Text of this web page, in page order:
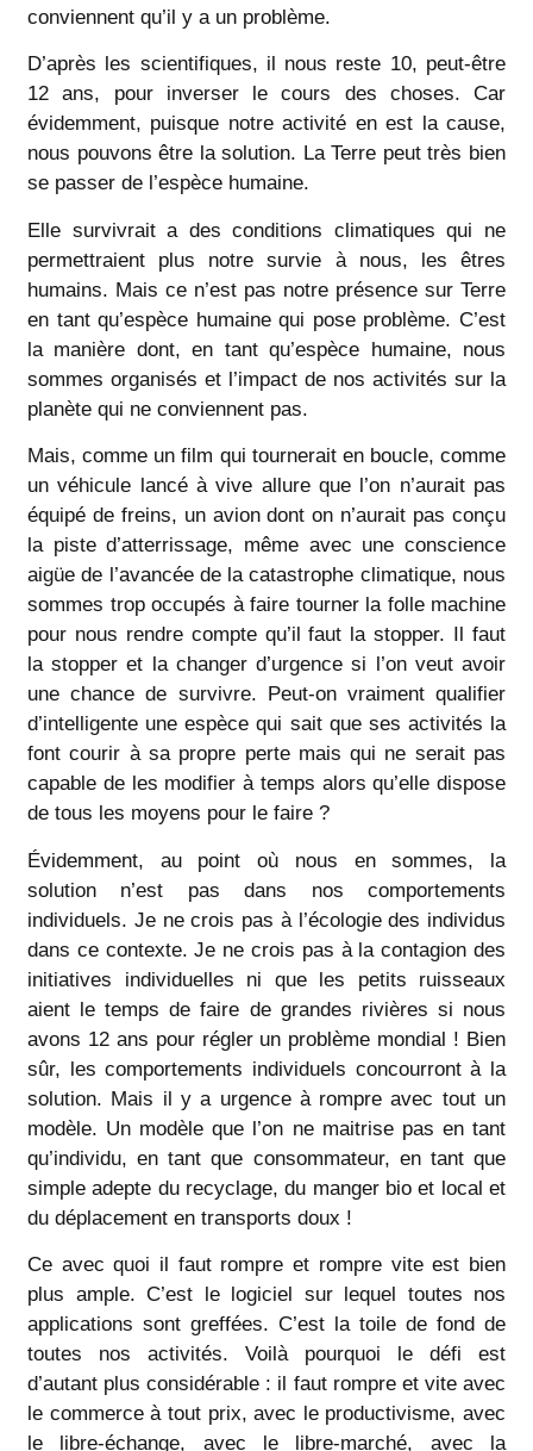
conviennent qu’il y a un problème.
D’après les scientifiques, il nous reste 10, peut-être
12 ans, pour inverser le cours des choses. Car
évidemment, puisque notre activité en est la cause,
nous pouvons être la solution. La Terre peut très bien
se passer de l’espèce humaine.
Elle survivrait a des conditions climatiques qui ne
permettraient plus notre survie à nous, les êtres
humains. Mais ce n’est pas notre présence sur Terre
en tant qu’espèce humaine qui pose problème. C’est
la manière dont, en tant qu’espèce humaine, nous
sommes organisés et l’impact de nos activités sur la
planète qui ne conviennent pas.
Mais, comme un film qui tournerait en boucle, comme
un véhicule lancé à vive allure que l’on n’aurait pas
équipé de freins, un avion dont on n’aurait pas conçu
la piste d’atterrissage, même avec une conscience
aigüe de l’avancée de la catastrophe climatique, nous
sommes trop occupés à faire tourner la folle machine
pour nous rendre compte qu’il faut la stopper. Il faut
la stopper et la changer d’urgence si l’on veut avoir
une chance de survivre. Peut-on vraiment qualifier
d’intelligente une espèce qui sait que ses activités la
font courir à sa propre perte mais qui ne serait pas
capable de les modifier à temps alors qu’elle dispose
de tous les moyens pour le faire ?
Évidemment, au point où nous en sommes, la
solution n’est pas dans nos comportements
individuels. Je ne crois pas à l’écologie des individus
dans ce contexte. Je ne crois pas à la contagion des
initiatives individuelles ni que les petits ruisseaux
aient le temps de faire de grandes rivières si nous
avons 12 ans pour régler un problème mondial ! Bien
sûr, les comportements individuels concourront à la
solution. Mais il y a urgence à rompre avec tout un
modèle. Un modèle que l’on ne maitrise pas en tant
qu’individu, en tant que consommateur, en tant que
simple adepte du recyclage, du manger bio et local et
du déplacement en transports doux !
Ce avec quoi il faut rompre et rompre vite est bien
plus ample. C’est le logiciel sur lequel toutes nos
applications sont greffées. C’est la toile de fond de
toutes nos activités. Voilà pourquoi le défi est
d’autant plus considérable : il faut rompre et vite avec
le commerce à tout prix, avec le productivisme, avec
le libre-échange, avec le libre-marché, avec la